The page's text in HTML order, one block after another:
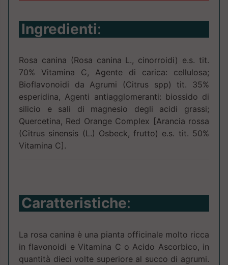
Ingredienti:
Rosa canina (Rosa canina L., cinorroidi) e.s. tit.
70% Vitamina C, Agente di carica: cellulosa;
Bioflavonoidi da Agrumi (Citrus spp) tit. 35%
esperidina, Agenti antiagglomeranti: biossido di
silicio e sali di magnesio degli acidi grassi;
Quercetina, Red Orange Complex [Arancia rossa
(Citrus sinensis (L.) Osbeck, frutto) e.s. tit. 50%
Vitamina C].
Caratteristiche:
La rosa canina è una pianta officinale molto ricca
in flavonoidi e Vitamina C o Acido Ascorbico, in
quantità dieci volte superiore al succo di agrumi.